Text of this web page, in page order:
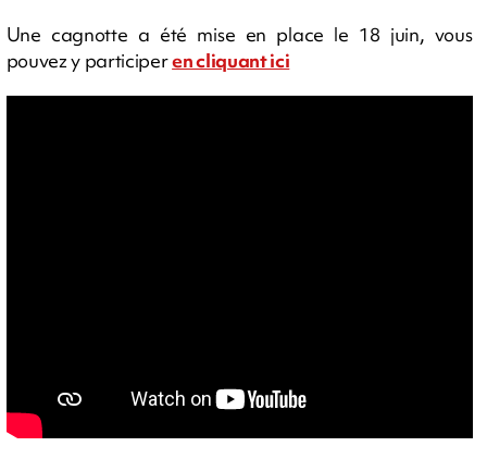
Une cagnotte a été mise en place le 18 juin, vous
pouvez y participeren cliquant ici